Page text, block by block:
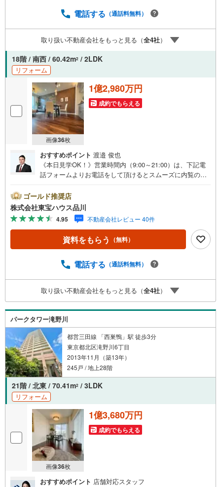
予約をする」ボタンからお問い合わせください。※必ずYah
のご請求はお気軽にどうぞ♪お電話でのお問い合わせも常
時受け付けております！お気軽にお問い合わせください。
電話する （通話料無料）
取り扱い不動産会社をもっと見る（全4社）
18階 / 南西 / 60.42m2 / 2LDK
リフォーム
画像36枚
1億2,980万円
成約でもらえる
おすすめポイント 渡邉 俊也
《本日見学OK！》営業時間内（9:00～21:00）は、下記電
話フォームよりお電話をして頂けるとスムーズに内覧のご
hoo！ 不動産キャンペーン対象店舗】当店で物件を成約す
るとPayPayボーナスライトがもらえる「Yahoo！ 不動産
物件ご成約キャンペーン」の対象になります。「資料をも
らう」「見学予約をする」ボタンからお問い合わせくださ
い。※必ずYahoo！ JAPAN IDでログインしてください。※P
ayPayボーナスライトは出金と譲渡はできません。ご案
問い合わせも常時受け付けております！お気軽にお問い合
ゴールド推奨店
株式会社東宝ハウス品川
4.95 不動産会社レビュー 40件
資料をもらう （無料）
電話する （通話料無料）
取り扱い不動産会社をもっと見る（全4社）
パークタワー滝野川
都営三田線 「西巣鴨」駅 徒歩3分
東京都北区滝野川6丁目
2013年11月（築13年）
245戸 / 地上28階
21階 / 北東 / 70.41m2 / 3LDK
リフォーム
画像36枚
1億3,680万円
成約でもらえる
おすすめポイント 店舗対応スタッフ